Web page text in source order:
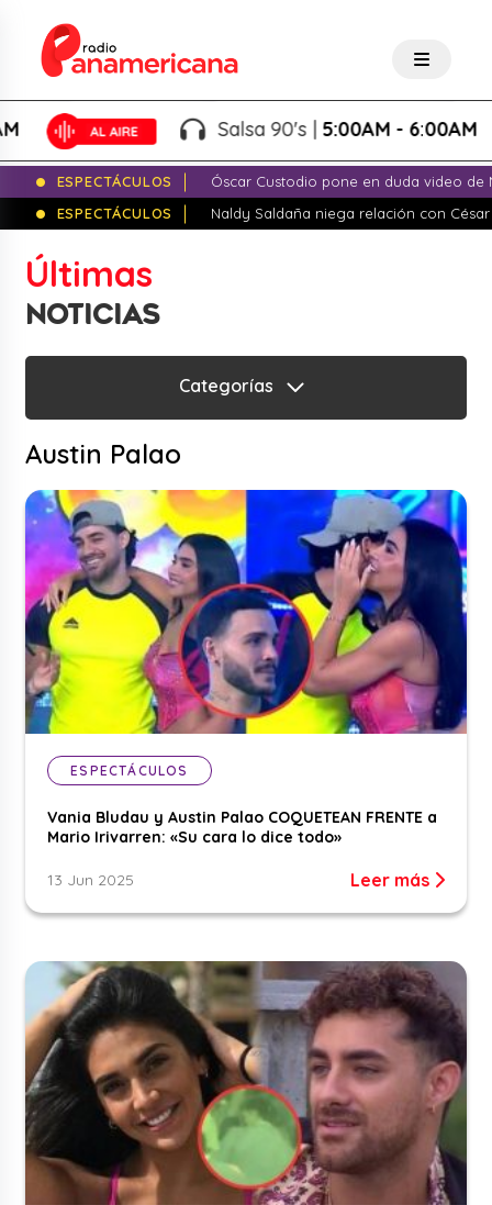
Salsa 90's |5:00AM - 6:00AM
ESPECTÁCULOS
Óscar Custodio pone en duda video de
ESPECTÁCULOS
Naldy Saldaña niega relación con
Últimas
NOTICIAS
Categorías
Austin Palao
ESPECTÁCULOS
Vania Bludau y Austin Palao COQUETEAN FRENTE a
Mario Irivarren: «Su cara lo dice todo»
13 Jun 2025 Leer más